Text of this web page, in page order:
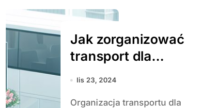
Jak zorganizować
transport dla
gości weselnych?
lis 23, 2024
Organizacja transportu dla